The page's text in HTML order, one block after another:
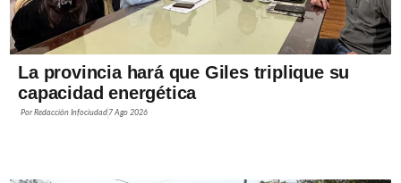
La provincia hará que Giles triplique su
capacidad energética
PorRedacción Infociudad 7 Ago 2026